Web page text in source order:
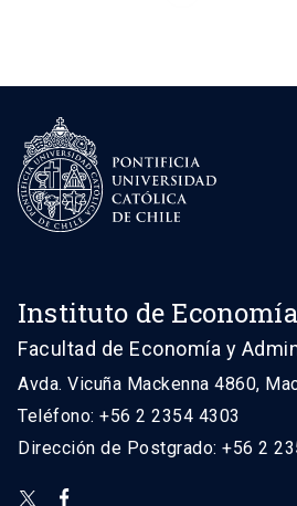
Instituto de Economía
Facultad de Economía y
Avda. Vicuña Mackenna 4860,
Teléfono: +56 2 2354 4303
Dirección de Postgrado: +56 2